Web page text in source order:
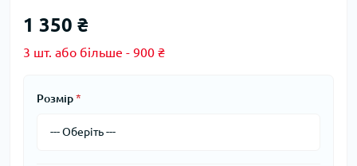
1 350 ₴
3 шт. або більше - 900 ₴
Розмір*